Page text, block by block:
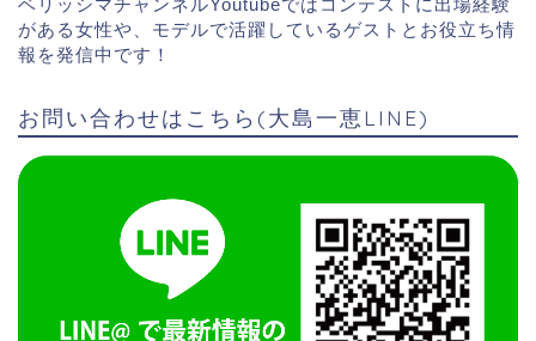
ベリッシマチャンネルYoutubeではコンテストに出場経験
がある女性や、モデルで活躍しているゲストとお役立ち情
報を発信中です！
お問い合わせはこちら(大島一恵LINE)